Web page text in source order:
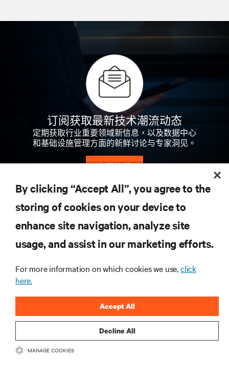
订阅获取最新技术潮流动态
定期获取行业重要领域新信息，以及数据中心
和基础设施管理方面的新鲜讨论与专家洞见。
立即注册
資源
總公司
與我們聯繫
By clicking “Accept All”, you agree to the
storing of cookies on your device to
enhance site navigation, analyze site
usage, and assist in our marketing efforts.
For more information on which cookies we use,click
here.
Decline All
Accept All
MANAGE COOKIES